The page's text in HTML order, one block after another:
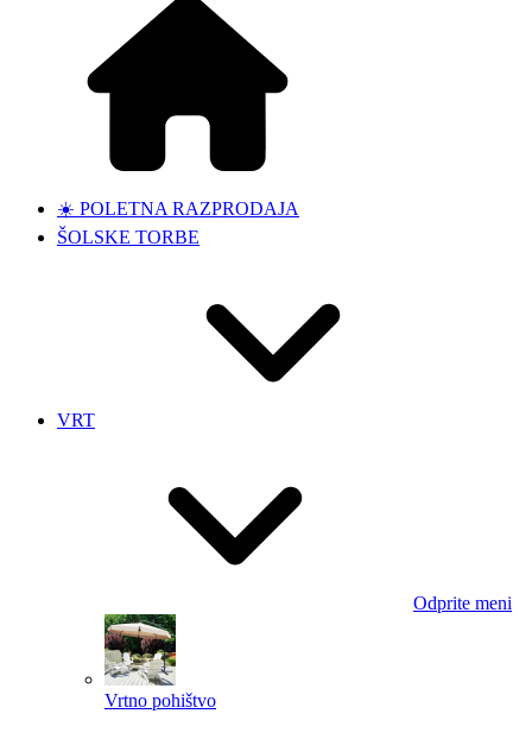
☀️ POLETNA RAZPRODAJA
ŠOLSKE TORBE
VRT
Odprite meni
Vrtno pohištvo